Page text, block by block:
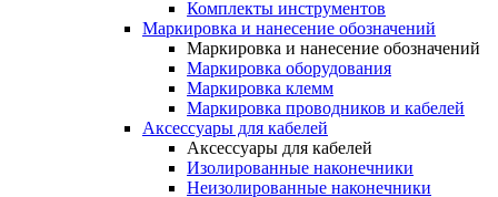
Комплекты инструментов
Маркировка и нанесение обозначений
Маркировка и нанесение обозначений
Маркировка оборудования
Маркировка клемм
Маркировка проводников и кабелей
Аксессуары для кабелей
Аксессуары для кабелей
Изолированные наконечники
Неизолированные наконечники